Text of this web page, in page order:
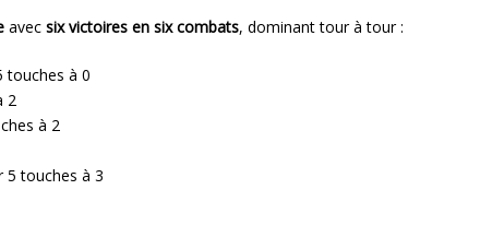
avec six victoires en six combats, dominant tour à tour :
touches à 0
2
à 2
5 touches à 3